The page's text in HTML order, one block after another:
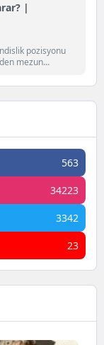
|
pozisyonu
mezun...
563
34223
3342
23